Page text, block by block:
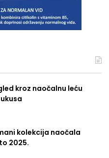
kroz naočalnu leću
kolekcija naočala
2025.